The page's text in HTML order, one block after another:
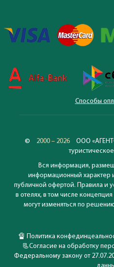
Способы
© 2000 – 2026
ООО
туристическое
Вся информация,
информационный характер
публичной офертой. Правила и
в отелях, в том числе
могут изменяться по
🔏 Политика
📃Согласие на обработку
Федеральному закону от